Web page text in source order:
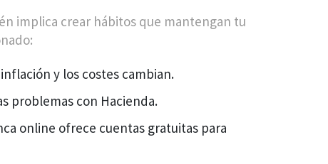
implica crear hábitos que mantengan tu
y los costes cambian.
problemas con Hacienda.
online ofrece cuentas gratuitas para